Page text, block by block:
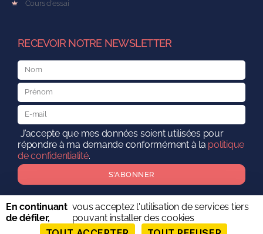
Cours d'essai
RECEVOIR NOTRE NEWSLETTER
J’accepte que mes données soient utilisées pour
répondre à ma demande conformément à la politique
de confidentialité.
S'ABONNER
En continuant
de défiler,
vous acceptez l'utilisation de services tiers
pouvant installer des cookies